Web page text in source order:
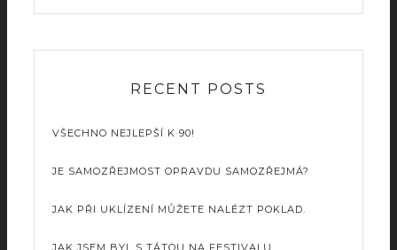
RECENT POSTS
VŠECHNO NEJLEPŠÍ K 90!
JE SAMOZŘEJMOST OPRAVDU SAMOZŘEJMÁ?
JAK PŘI UKLÍZENÍ MŮŽETE NALÉZT POKLAD.
JAK JSEM BYL S TÁTOU NA FESTIVALU